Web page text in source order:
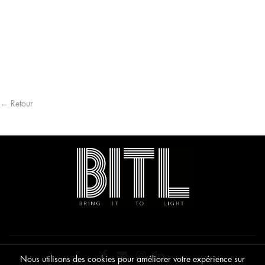
← Retour
Nous utilisons des cookies pour améliorer votre expérience sur